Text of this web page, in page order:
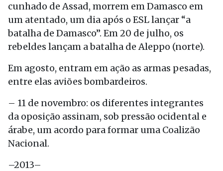
cunhado de Assad, morrem em Damasco em
um atentado, um dia após o ESL lançar “a
batalha de Damasco”. Em 20 de julho, os
rebeldes lançam a batalha de Aleppo (norte).
Em agosto, entram em ação as armas pesadas,
entre elas aviões bombardeiros.
– 11 de novembro: os diferentes integrantes
da oposição assinam, sob pressão ocidental e
árabe, um acordo para formar uma Coalizão
Nacional.
–2013–